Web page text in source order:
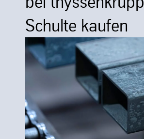
Schulte kaufen